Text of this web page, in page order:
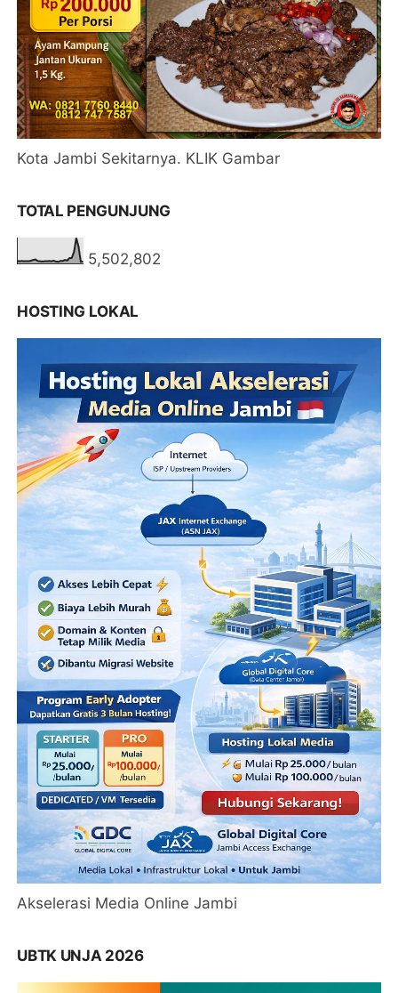
Kota Jambi Sekitarnya. KLIK Gambar
TOTAL PENGUNJUNG
5,502,802
HOSTING LOKAL
Akselerasi Media Online Jambi
UBTK UNJA 2026